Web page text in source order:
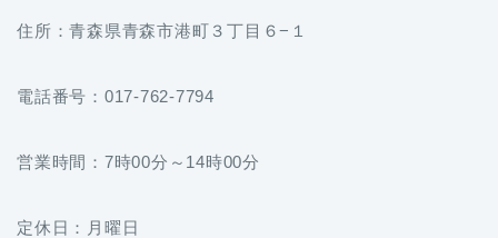
住所：青森県青森市港町３丁目６−１
電話番号：017-762-7794
営業時間：7時00分～14時00分
定休日：月曜日